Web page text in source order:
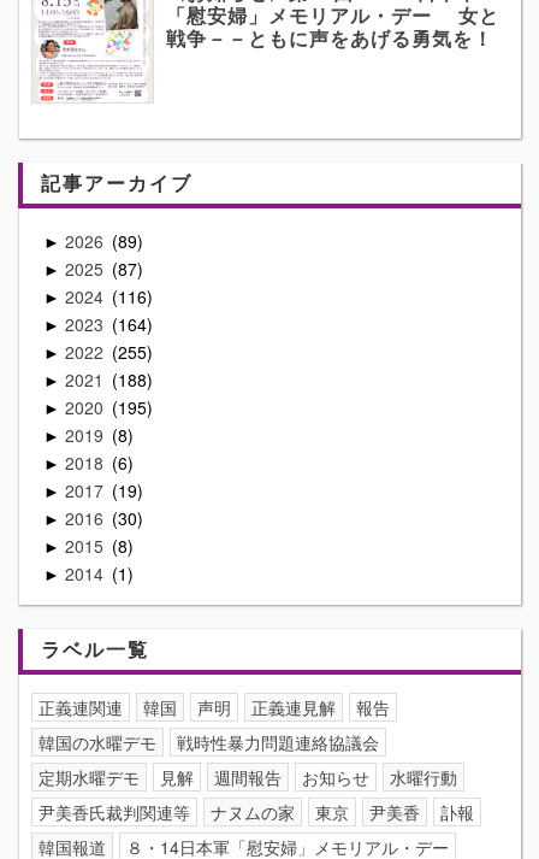
「慰安婦」メモリアル・デー 女と
戦争－－ともに声をあげる勇気を！
記事アーカイブ
► 2026 89
► 2025 87
► 2024 116
► 2023 164
► 2022 255
► 2021 188
► 2020 195
► 2019 8
► 2018 6
► 2017 19
► 2016 30
► 2015 8
► 2014 1
ラベル一覧
正義連関連 韓国 声明 正義連見解
報告
韓国の水曜デモ
戦時性暴力問題連絡協議会
定期水曜デモ
見解 週間報告 お知らせ
水曜行動
尹美香氏裁判関連等
ナヌムの家 東京 尹美香
訃報
韓国報道
８・14日本軍「慰安婦」メモリアル・デー